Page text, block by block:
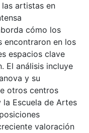
artistas en
cómo los
encontraron en los
espacios clave
El análisis incluye
y su
otros centros
Escuela de Artes
valoración